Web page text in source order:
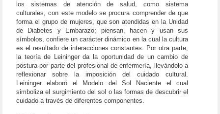
los sistemas de atención de salud, como sistema
culturales, con este modelo se procura comprender de que
forma el grupo de mujeres, que son atendidas en la Unidad
de Diabetes y Embarazo; piensan, hacen y usan sus
símbolos, confiere un carácter dinámico en la cual la cultura
es el resultado de interacciones constantes. Por otra parte,
la teoría de Leininger da la oportunidad de un cambio de
postura por parte del profesional de enfermería, llevándolo a
reflexionar sobre la imposición del cuidado cultural.
Leininger elaboró el Modelo del Sol Naciente el cual
simboliza el surgimiento del sol o las formas de descubrir el
cuidado a través de diferentes componentes.